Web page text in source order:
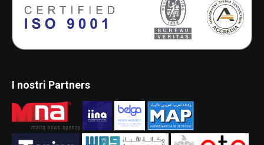
I nostri Partners